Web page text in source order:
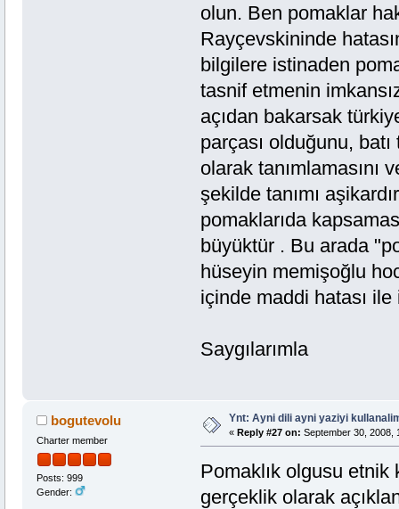
olun. Ben pomaklar
Rayçevskininde
bilgilere istinaden
tasnif etmenin
açıdan bakarsak
parçası olduğunu,
olarak tanımlamasını
şekilde tanımı
pomaklarıda
büyüktür . Bu arada
hüseyin memişoğlu
içinde maddi hatası ile
Saygılarımla
bogutevolu
Charter member
Posts: 999
Gender:
Ynt: Ayni dili ayni yaziyi
« Reply #27 on: September 30, 2008,
Pomaklık olgusu
gerçeklik olarak